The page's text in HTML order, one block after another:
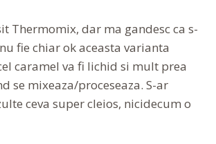
Thermomix, dar ma gandesc ca s-
fie chiar ok aceasta varianta
caramel va fi lichid si mult prea
se mixeaza/proceseaza. S-ar
ceva super cleios, nicidecum o